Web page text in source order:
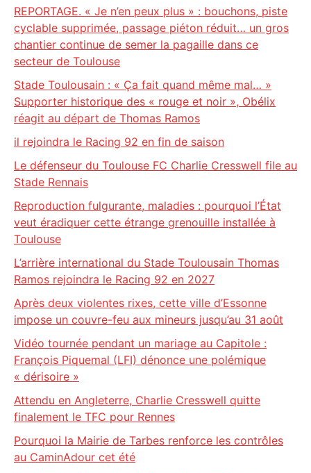
REPORTAGE. « Je n’en peux plus » : bouchons, piste
cyclable supprimée, passage piéton réduit… un gros
chantier continue de semer la pagaille dans ce
secteur de Toulouse
Stade Toulousain : « Ça fait quand même mal… »
Supporter historique des « rouge et noir », Obélix
réagit au départ de Thomas Ramos
il rejoindra le Racing 92 en fin de saison
Le défenseur du Toulouse FC Charlie Cresswell file au
Stade Rennais
Reproduction fulgurante, maladies : pourquoi l’État
veut éradiquer cette étrange grenouille installée à
Toulouse
L’arrière international du Stade Toulousain Thomas
Ramos rejoindra le Racing 92 en 2027
Après deux violentes rixes, cette ville d’Essonne
impose un couvre-feu aux mineurs jusqu’au 31 août
Vidéo tournée pendant un mariage au Capitole :
François Piquemal (LFI) dénonce une polémique
« dérisoire »
Attendu en Angleterre, Charlie Cresswell quitte
finalement le TFC pour Rennes
Pourquoi la Mairie de Tarbes renforce les contrôles
au CaminAdour cet été